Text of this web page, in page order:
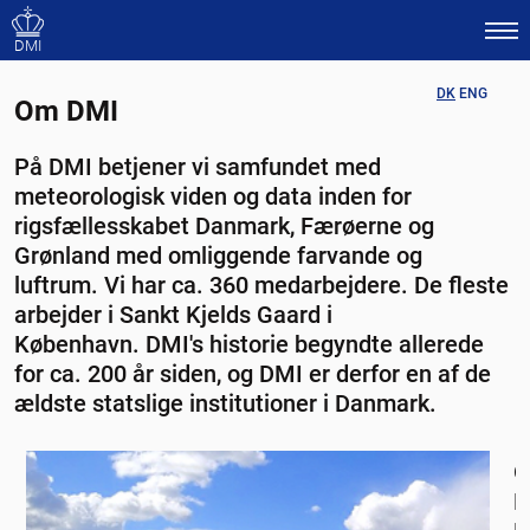
DMI
DK ENG
Om DMI
På DMI betjener vi samfundet med
meteorologisk viden og data inden for
rigsfællesskabet Danmark, Færøerne og
Grønland med omliggende farvande og
luftrum. Vi har ca. 360 medarbejdere. De fleste
arbejder i Sankt Kjelds Gaard i
København. DMI's historie begyndte allerede
for ca. 200 år siden, og DMI er derfor en af de
ældste statslige institutioner i Danmark.